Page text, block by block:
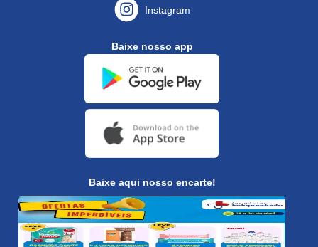
Instagram
Baixe nosso app
Baixe aqui nosso encarte!